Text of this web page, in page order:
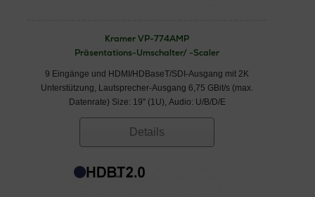
Kramer VP-774AMP
Präsentations-Umschalter/ -Scaler
9 Eingänge und HDMI/HDBaseT/SDI-Ausgang mit 2K
Unterstützung, Lautsprecher-Ausgang 6,75 GBit/s (max.
Datenrate) Size: 19'' (1U), Audio: U/B/D/E
Details